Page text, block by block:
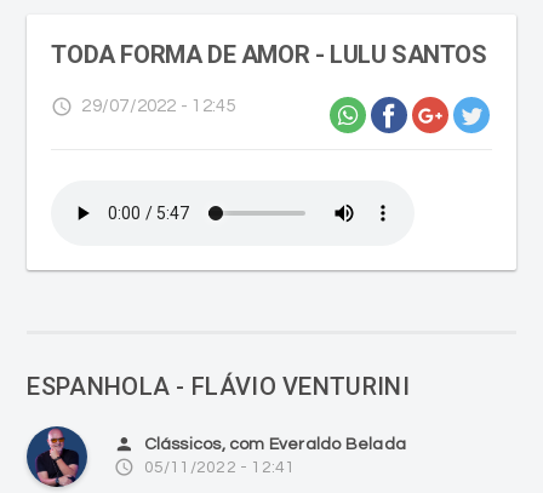
TODA FORMA DE AMOR - LULU SANTOS
access_time 29/07/2022 - 12:45
ESPANHOLA - FLÁVIO VENTURINI
person Clássicos, com Everaldo Belada
access_time 05/11/2022 - 12:41